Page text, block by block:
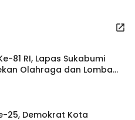
81 RI, Lapas Sukabumi
Olahraga dan Lomba
25, Demokrat Kota